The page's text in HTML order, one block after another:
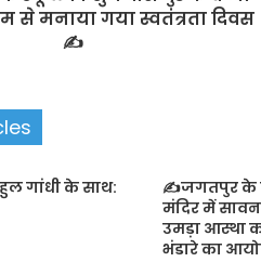
से मनाया गया स्वतंत्रता दिवस
✍️
गांधी के साथ:
✍️जगतपुर के
मंदिर में
उमड़ा आस्था
भंडारे का